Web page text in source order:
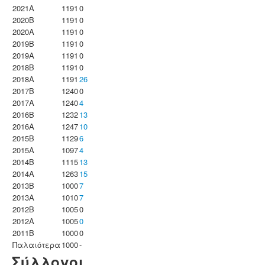
2021A
1191 0
2020B
1191 0
2020A
1191 0
2019B
1191 0
2019A
1191 0
2018B
1191 0
2018A
1191 26
2017B
12400
2017A
12404
2016B
123213
2016A
124710
2015B
11296
2015A
10974
2014B
111513
2014A
126315
2013B
10007
2013A
10107
2012B
10050
2012A
10050
2011B
10000
Παλαιότερα 1000-